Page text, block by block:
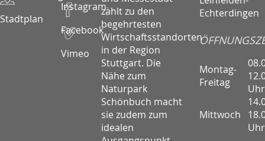
Stadtplan
Instagram
Facebook
Vimeo
zählt zu den
begehrtesten
Wirtschaftsstandorten
in der Region
Stuttgart. Die
Nähe zum
Naturpark
Schönbuch macht
sie zudem zum
idealen
Echterdingen
Montag-
Freitag
Uhr
Mittwoch
Uhr